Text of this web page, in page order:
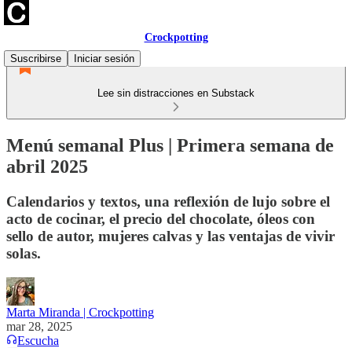
Crockpotting
Suscribirse
Iniciar sesión
Lee sin distracciones en Substack
Menú semanal Plus | Primera semana de
abril 2025
Calendarios y textos, una reflexión de lujo sobre el
acto de cocinar, el precio del chocolate, óleos con
sello de autor, mujeres calvas y las ventajas de vivir
solas.
Marta Miranda | Crockpotting
mar 28, 2025
Escucha